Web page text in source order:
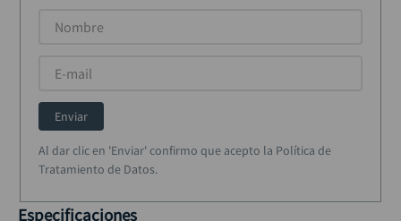
Enviar
Al dar clic en 'Enviar' confirmo que acepto la Política de
Tratamiento de Datos.
Especificaciones